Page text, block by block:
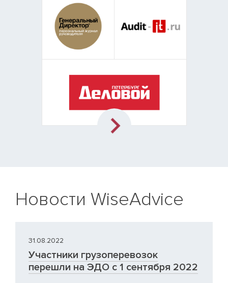
Новости WiseAdvice
31.08.2022
Участники грузоперевозок
перешли на ЭДО с 1 сентября 2022